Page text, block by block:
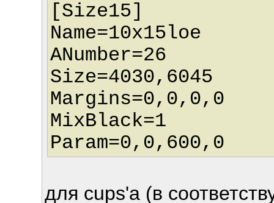
[Size15]
Name=10x15loe
ANumber=26
Size=4030,6045
Margins=0,0,0,0
MixBlack=1
Param=0,0,600,0
для cups'a (в